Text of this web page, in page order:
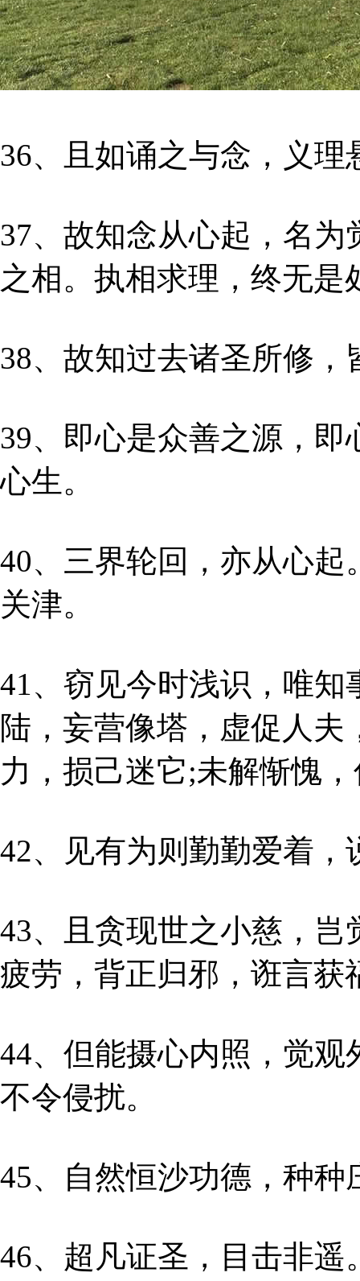
36、且如诵之与念，义
37、故知念从心起，名
之相。执相求理，终无是
38、故知过去诸圣所修
39、即心是众善之源，
心生。
40、三界轮回，亦从心
关津。
41、窃见今时浅识，唯
陆，妄营像塔，虚促人
力，损己迷它;未解惭愧
42、见有为则勤勤爱着，
43、且贪现世之小慈，
疲劳，背正归邪，诳言获
44、但能摄心内照，觉
不令侵扰。
45、自然恒沙功德，种
46、超凡证圣，目击非